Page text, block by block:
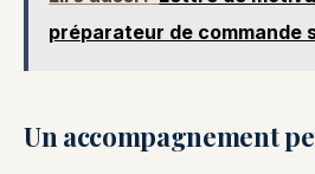
préparateur de commande
Un accompagnement